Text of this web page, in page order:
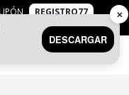
REGISTRO77
DESCARGAR
✕